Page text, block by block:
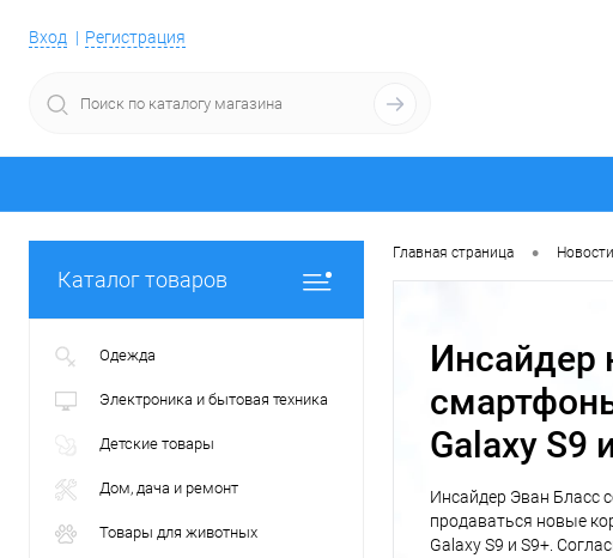
Вход Регистрация
Каталог товаров
Одежда
Электроника и бытовая техника
Детские товары
Дом, дача и ремонт
Товары для животных
Главная страница • Новости
Инсайдер
Galaxy S9
Инсайдер Эван Бласс
продаваться новые
Galaxy S9 и S9+.